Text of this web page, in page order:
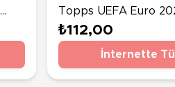
Topps UEFA Euro
Albümü
₺112,00
İnternette